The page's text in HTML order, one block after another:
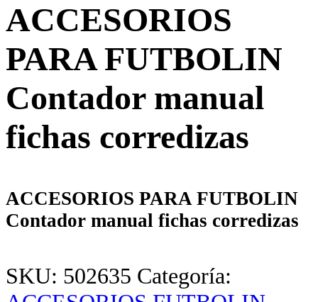
ACCESORIOS
PARA FUTBOLIN
Contador manual
fichas corredizas
ACCESORIOS PARA FUTBOLIN
Contador manual fichas corredizas
SKU: 502635 Categoría: